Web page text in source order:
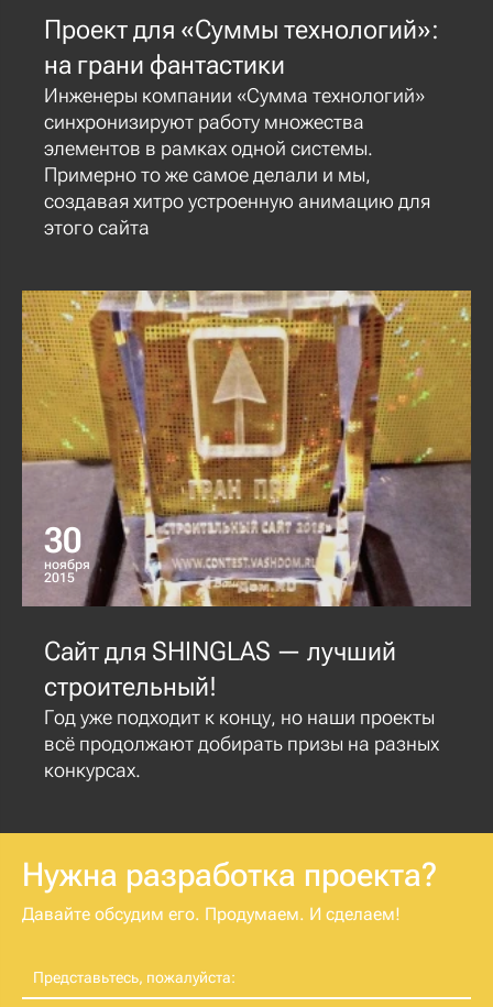
Проект для «Суммы технологий»:
на грани фантастики
Инженеры компании «Сумма технологий»
синхронизируют работу множества
элементов в рамках одной системы.
Примерно то же самое делали и мы,
создавая хитро устроенную анимацию для
этого сайта
30
ноября
2015
Сайт для SHINGLAS — лучший
строительный!
Год уже подходит к концу, но наши проекты
всё продолжают добирать призы на разных
конкурсах.
Нужна разработка проекта?
Давайте обсудим его. Продумаем. И сделаем!
Представьтесь, пожалуйста: